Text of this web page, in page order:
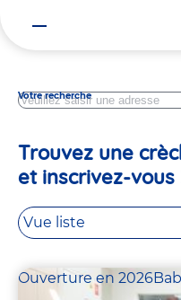
Votre recherche
Trouvez une
et inscrivez-vous
Vue liste
Ouverture en 2026